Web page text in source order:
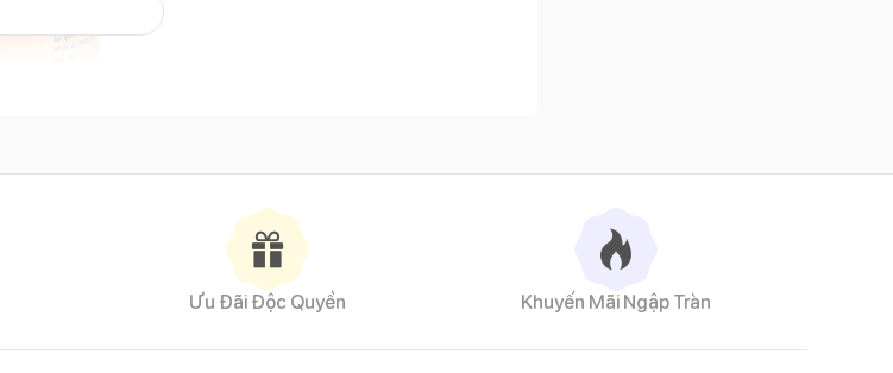
3 lớp Ưu Đãi Độc Quyền Khuyến Mãi Ngập Tràn